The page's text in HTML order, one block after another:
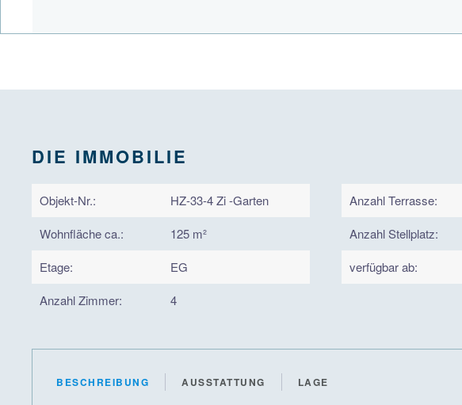
DIE IMMOBILIE
Objekt-Nr.:
HZ-33-4 Zi -Garten
Wohnfläche ca.:
125 m²
Etage:
EG
Anzahl Zimmer:
4
Anzahl Terrasse:
Anzahl Stellplatz:
verfügbar ab:
BESCHREIBUNG AUSSTATTUNG LAGE